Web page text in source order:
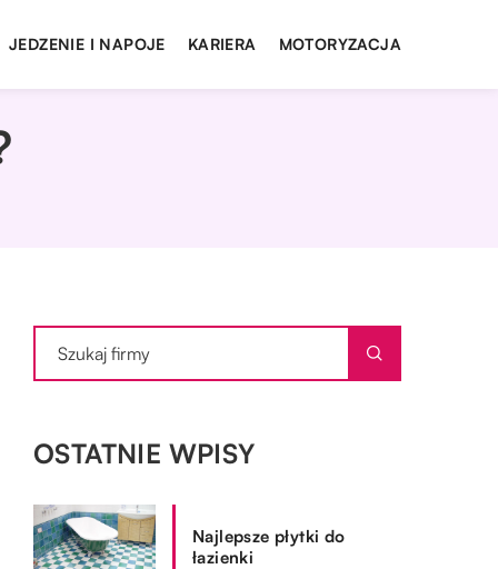
JEDZENIE I NAPOJE KARIERA MOTORYZACJA
OSTATNIE WPISY
Najlepsze płytki do
łazienki